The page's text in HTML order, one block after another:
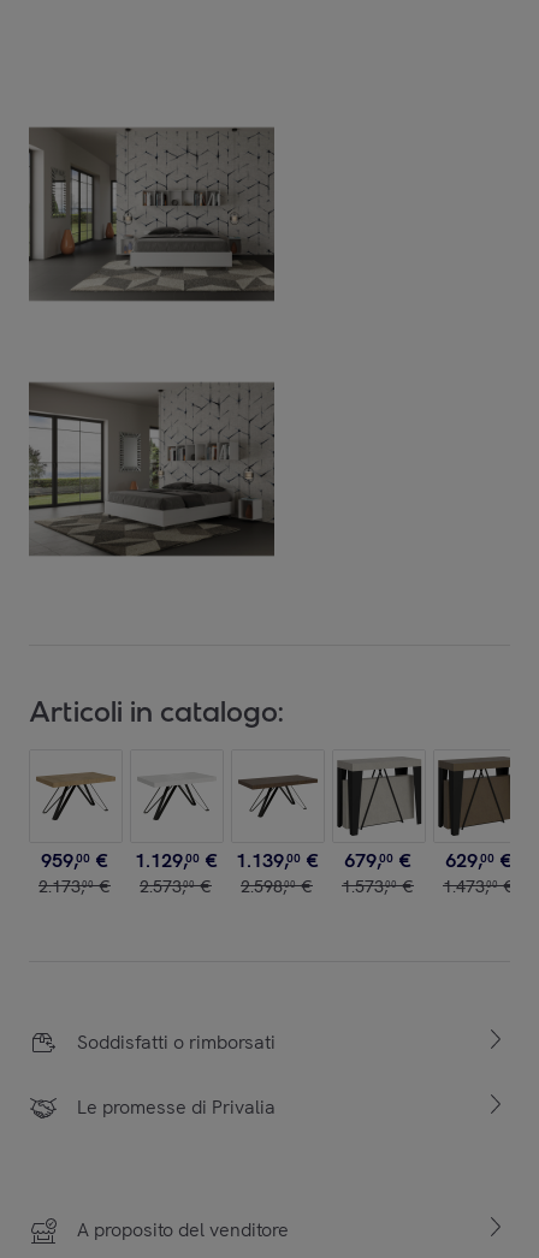
Articoli in catalogo:
959,00 €
2.173,00 €
1.129,00 €
2.573,00 €
1.139,00 €
2.598,00 €
679,00 €
1.573,00 €
629,00 €
1.473,00 €
Soddisfatti o rimborsati
Le promesse di Privalia
A proposito del venditore